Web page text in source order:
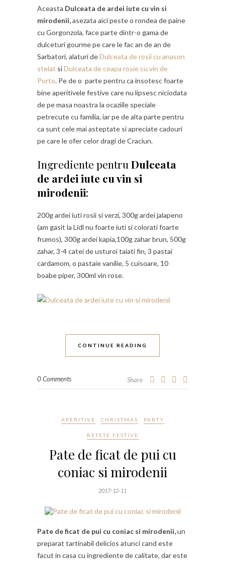
Aceasta Dulceata de ardei iute cu vin si
mirodenii,asezata aici peste o rondea de paine
cu Gorgonzola, face parte dintr-o gama de
dulceturi gourme pe care le fac an de an de
Sarbatori, alaturi deDulceata de rosii cu anason
stelat siDulceata de ceapa rosie cu vin de
Porto. Pe de o parte pentru ca insotesc foarte
bine aperitivele festive care nu lipsesc niciodata
de pe masa noastra la ocaziile speciale
petrecute cu familia, iar pe de alta parte pentru
ca sunt cele mai asteptate si apreciate cadouri
pe care le ofer celor dragi de Craciun.
Ingrediente pentru Dulceata
de ardei iute cu vin si
mirodenii:
200g ardei iuti rosii si verzi, 300g ardei jalapeno
(am gasit la Lidl nu foarte iuti si colorati foarte
frumos), 300g ardei kapia,100g zahar brun, 500g
zahar, 3-4 catei de usturoi taiati fin, 3 pastai
cardamom, o pastaie vanilie, 5 cuisoare, 10
boabe piper, 300ml vin rose.
CONTINUE READING
0 Comments Share
APERITIVE CHRISTMAS PARTY
RETETE FESTIVE
Pate de ficat de pui cu
coniac si mirodenii
2017-12-11
Pate de ficat de pui cu coniac si mirodenii,un
preparat tartinabil delicios atunci cand este
facut in casa cu ingrediente de calitate, dar este